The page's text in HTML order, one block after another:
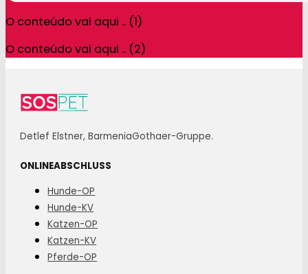
O conteúdo vai aqui .. (1)
O conteúdo vai aqui .. (2)
Detlef Elstner, BarmeniaGothaer-Gruppe.
ONLINEABSCHLUSS
Hunde-OP
Hunde-KV
Katzen-OP
Katzen-KV
Pferde-OP